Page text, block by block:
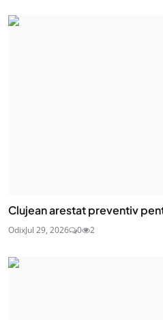
Clujean arestat preventiv
OdixJul 29, 2026 0 2